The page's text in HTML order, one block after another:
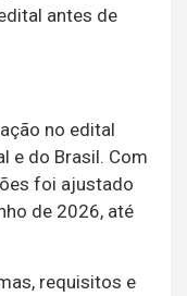
antes de
no edital
e do Brasil. Com
foi ajustado
de 2026, até
requisitos e